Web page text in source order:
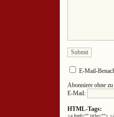
E-Mail-
Abonniere ohne
E-Mail:
HTML-Tags:
<a href="" title="">